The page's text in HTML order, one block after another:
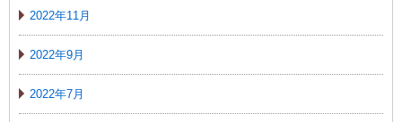
2022年11月
2022年9月
2022年7月